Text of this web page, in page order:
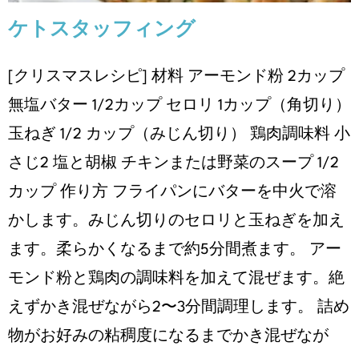
ケトスタッフィング
[クリスマスレシピ] 材料 アーモンド粉 2カップ
無塩バター 1/2カップ セロリ 1カップ（角切り）
玉ねぎ 1/2 カップ（みじん切り） 鶏肉調味料 小
さじ2 塩と胡椒 チキンまたは野菜のスープ 1/2
カップ 作り方 フライパンにバターを中火で溶
かします。みじん切りのセロリと玉ねぎを加え
ます。柔らかくなるまで約5分間煮ます。 アー
モンド粉と鶏肉の調味料を加えて混ぜます。絶
えずかき混ぜながら2〜3分間調理します。 詰め
物がお好みの粘稠度になるまでかき混ぜなが